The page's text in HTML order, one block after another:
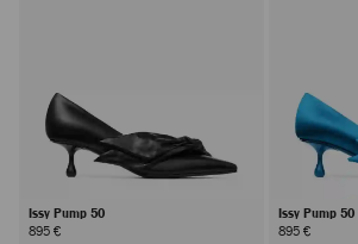
Issy Pump 50
895 €
Issy Pump 50
895 €